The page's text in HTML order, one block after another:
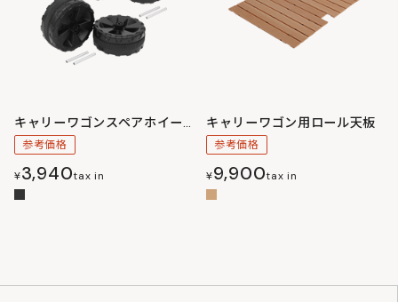
キャリーワゴンスペアホイール極太（4個）
参考価格
¥3,940tax in
キャリーワゴン用ロール天板
参考価格
¥9,900tax in